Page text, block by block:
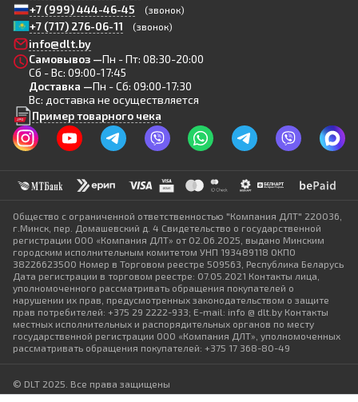
+7 (999) 444-46-45 (звонок)
+7 (717) 276-06-11 (звонок)
info@dlt.by
Самовывоз —Пн - Пт: 08:30-20:00
Сб - Вс: 09:00-17:45
Доставка —Пн - Сб: 09:00-17:30
Вс: доставка не осуществляется
Пример товарного чека
Общество с ограниченной ответственностью "Компания ДЛТ" 220036,
г.Минск, пер. Домашевский д. 4 Свидетельство о государственной
регистрации ООО «Компания ДЛТ» от 02.06.2025, выдано Минским
городским исполнительным комитетом УНП 193489118 ОКПО
38226623500 Номер в Торговом реестре 509563, Республика Беларусь
Дата регистрации в торговом реестре: 07.05.2021 Контакты лица,
уполномоченного рассматривать обращения покупателей о
нарушении их прав, предусмотренных законодательством о защите
прав потребителей: +375 29 2222-933; E-mail: info @ dlt.by Контакты
местных исполнительных и распорядительных органов по месту
государственной регистрации ООО «Компания ДЛТ», уполномоченных
рассматривать обращения покупателей: +375 17 368-80-49
© DLT 2025. Все права защищены
Политика конфиденциальности